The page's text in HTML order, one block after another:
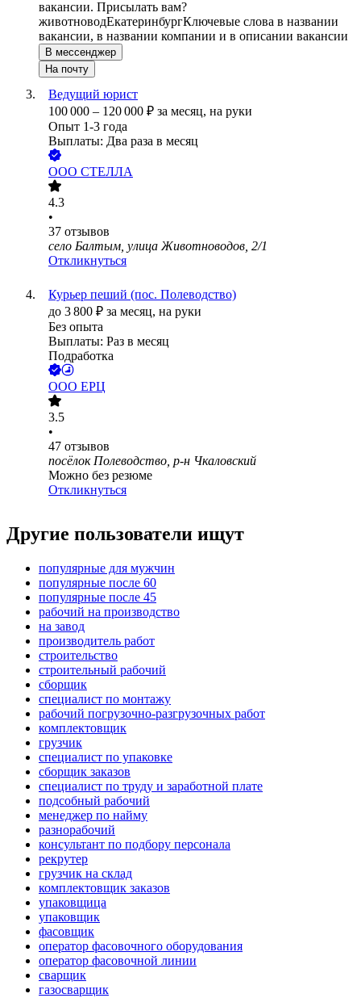
вакансии. Присылать вам?
животноводЕкатеринбургКлючевые слова в названии
вакансии, в названии компании и в описании вакансии
В мессенджер
На почту
Ведущий юрист
100 000 – 120 000 ₽ за месяц, на руки
Опыт 1-3 года
Выплаты: Два раза в месяц
ООО СТЕЛЛА
4.3
•
37 отзывов
село Балтым, улица Животноводов, 2/1
Откликнуться
Курьер пеший (пос. Полеводство)
до 3 800 ₽ за месяц, на руки
Без опыта
Выплаты: Раз в месяц
Подработка
ООО ЕРЦ
3.5
•
47 отзывов
посёлок Полеводство, р-н Чкаловский
Можно без резюме
Откликнуться
Другие пользователи ищут
популярные для мужчин
популярные после 60
популярные после 45
рабочий на производство
на завод
производитель работ
строительство
строительный рабочий
сборщик
специалист по монтажу
рабочий погрузочно-разгрузочных работ
комплектовщик
грузчик
специалист по упаковке
сборщик заказов
специалист по труду и заработной плате
подсобный рабочий
менеджер по найму
разнорабочий
консультант по подбору персонала
рекрутер
грузчик на склад
комплектовщик заказов
упаковщица
упаковщик
фасовщик
оператор фасовочного оборудования
оператор фасовочной линии
сварщик
газосварщик